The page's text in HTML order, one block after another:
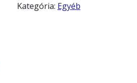
Kategória: Egyéb